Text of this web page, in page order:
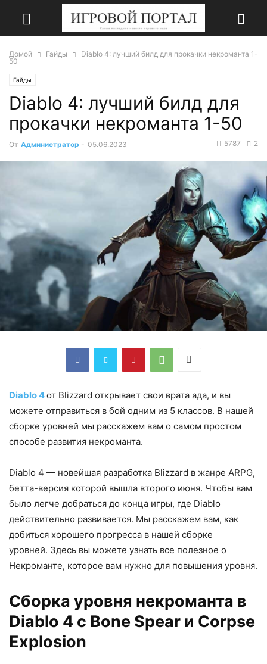
Домой Гайды
Diablo 4: лучший билд для прокачки некроманта 1-
50
Гайды
Diablo 4: лучший билд для
прокачки некроманта 1-50
От Администратор - 05.06.2023 2
5787
Diablo 4от Blizzard открывает свои врата ада, и вы
можете отправиться в бой одним из 5 классов. В нашей
сборке уровней мы расскажем вам о самом простом
способе развития некроманта.
Diablo 4 — новейшая разработка Blizzard в жанре ARPG,
бетта-версия которой вышла второго июня. Чтобы вам
было легче добраться до конца игры, где Diablo
действительно развивается. Мы расскажем вам, как
добиться хорошего прогресса в нашей сборке
уровней. Здесь вы можете узнать все полезное о
Некроманте, которое вам нужно для повышения уровня.
Сборка уровня некроманта в
Diablo 4 с Bone Spear и Corpse
Explosion